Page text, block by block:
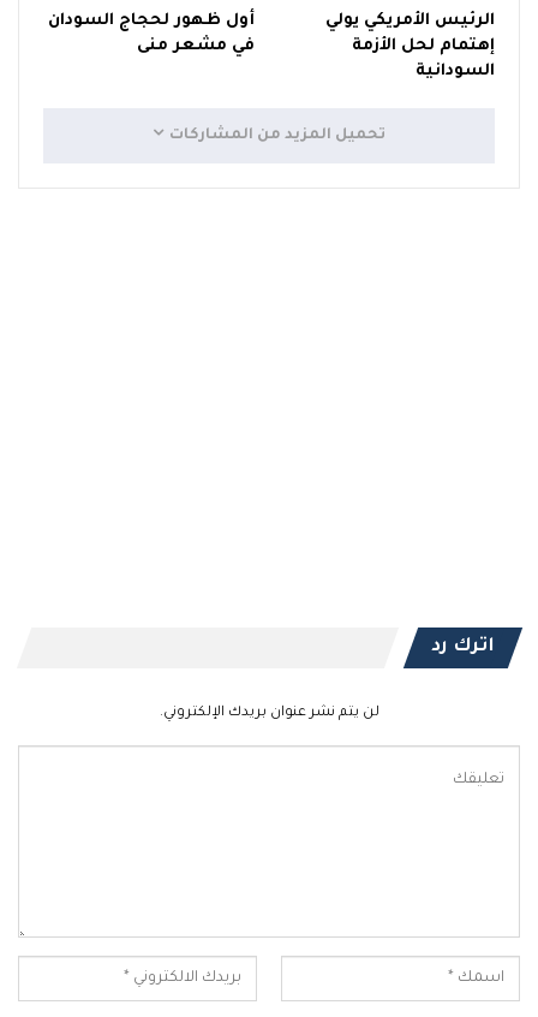
الرئيس الأمريكي يولي
إهتمام لحل الأزمة
السودانية
أول ظهور لحجاج السودان
في مشعر منى
تحميل المزيد من المشاركات
اترك رد
لن يتم نشر عنوان بريدك الإلكتروني.